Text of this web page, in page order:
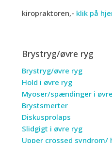
kiropraktoren,- klik på
Brystryg/øvre ryg
Brystryg/øvre ryg
Hold i øvre ryg
Myoser/spændinger i
Brystsmerter
Diskusprolaps
Slidgigt i øvre ryg
Upper crossed syndrom/